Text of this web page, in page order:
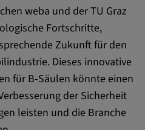
weba und der TU Graz
Fortschritte,
Zukunft für den
Dieses innovative
für B-Säulen könnte einen
der Sicherheit
leisten und die Branche
doubleclick.net
wird genutzt, um
Dienst zu erkennen und
von YouTube
zu speichern